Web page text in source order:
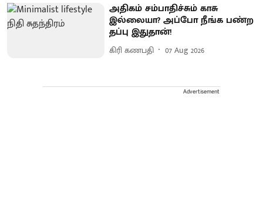
அதிகம் சம்பாதிச்சும் காசு
இல்லையா? அப்போ நீங்க பண்ற
தப்பு இதுதான்!
கிரி கணபதி 07 Aug 2026
Advertisement